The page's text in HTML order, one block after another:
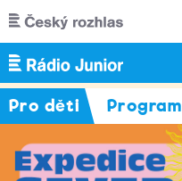
Přejít k hlavnímu obsahu
Pro děti Program